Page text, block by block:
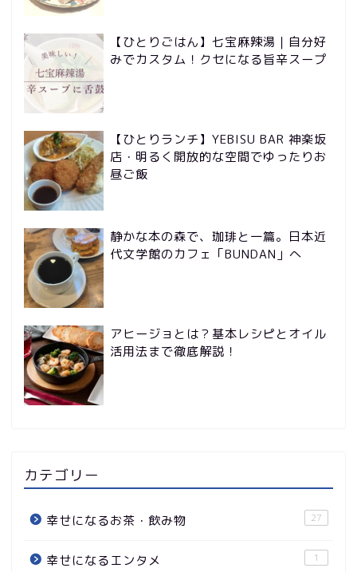
【ひとりごはん】七宝麻辣湯｜自分好
みでカスタム！クセになる旨辛スープ
【ひとりランチ】YEBISU BAR 神楽坂
店・明るく開放的な空間でゆったりお
昼ご飯
静かな本の森で、珈琲と一篇。日本近
代文学館のカフェ「BUNDAN」へ
アヒージョとは？基本レシピとオイル
活用法まで徹底解説！
カテゴリー
幸せになるお茶・飲み物 27
幸せになるエンタメ 1